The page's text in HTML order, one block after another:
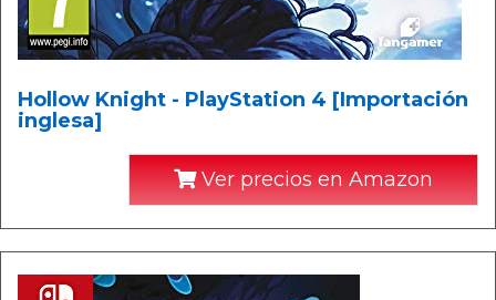
Hollow Knight - PlayStation 4 [Importación
inglesa]
Ver precios en Amazon